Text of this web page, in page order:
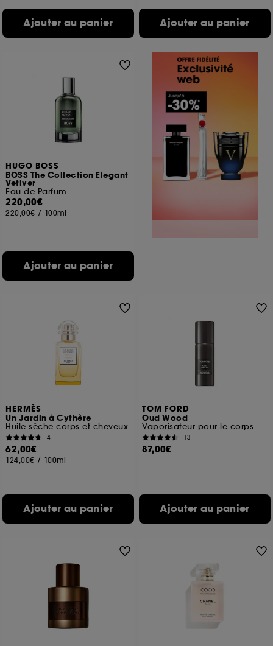
Ajouter au panier Ajouter au panier
HUGO BOSS
BOSS The Collection Elegant
Vetiver
Eau de Parfum
220,00€
220,00€ / 100ml
Ajouter au panier
HERMÈS
Un Jardin à Cythère
Huile sèche corps et cheveux
4
62,00€
124,00€ / 100ml
Ajouter au panier
TOM FORD
Oud Wood
Vaporisateur pour le corps
13
87,00€
Ajouter au panier